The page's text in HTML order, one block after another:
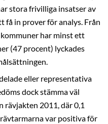
stora frivilliga insatser av
få in prover för analys. Från
har minst ett
(47 procent) lyckades
eller representativa
dock stämma väl
rävjakten 2011, där 0,1
var positiva för